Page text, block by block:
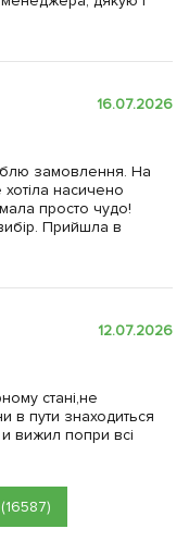
16.07.2026
замовлення. На
насичено
просто чудо!
Прийшла в
12.07.2026
стані,не
в пути знаходиться
вижил попри всі